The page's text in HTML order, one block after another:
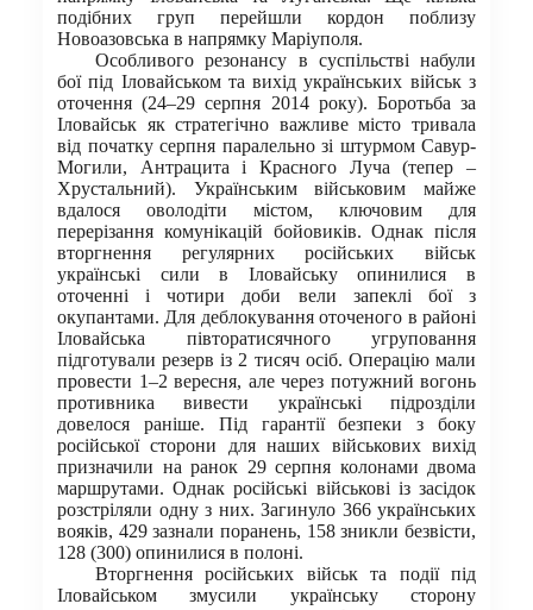
подібних груп перейшли кордон поблизу
Новоазовська в напрямку Маріуполя.
Особливого резонансу в суспільстві набули
бої під Іловайськом та вихід українських військ з
оточення (24–29 серпня 2014 року). Боротьба за
Іловайськ як стратегічно важливе місто тривала
від початку серпня паралельно зі штурмом Савур-
Могили, Антрацита і Красного Луча (тепер –
Хрустальний). Українським військовим майже
вдалося оволодіти містом, ключовим для
перерізання комунікацій бойовиків. Однак після
вторгнення регулярних російських військ
українські сили в Іловайську опинилися в
оточенні і чотири доби вели запеклі бої з
окупантами. Для деблокування оточеного в районі
Іловайська півторатисячного угруповання
підготували резерв із 2 тисяч осіб. Операцію мали
провести 1–2 вересня, але через потужний вогонь
противника вивести українські підрозділи
довелося раніше. Під гарантії безпеки з боку
російської сторони для наших військових вихід
призначили на ранок 29 серпня колонами двома
маршрутами. Однак російські військові із засідок
розстріляли одну з них. Загинуло 366 українських
вояків, 429 зазнали поранень, 158 зникли безвісти,
128 (300) опинилися в полоні.
Вторгнення російських військ та події під
Іловайськом змусили українську сторону